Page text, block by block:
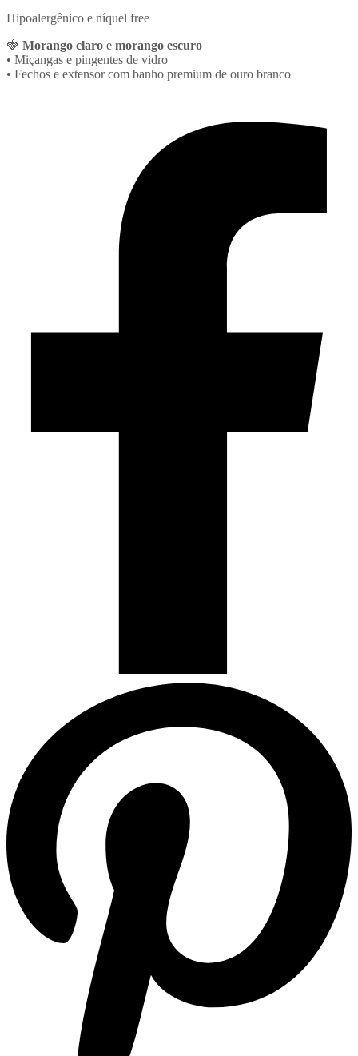
Hipoalergênico e níquel free
🍓 Morango claro e morango escuro
• Miçangas e pingentes de vidro
• Fechos e extensor com banho premium de ouro branco